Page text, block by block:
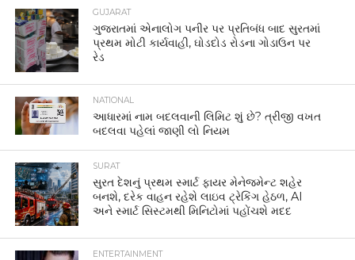
GUJARAT
ગુજરાતમાં એનાલોગ પનીર પર પ્રતિબંધ બાદ સુરતમાં
પ્રથમ મોટી કાર્યવાહી, ઘોડદોડ રોડના ગોડાઉન પર
રેડ
NATIONAL
આધારમાં નામ બદલવાની લિમિટ શું છે? ત્રીજી વખત
બદલવા પહેલાં જાણી લો નિયમ
SURAT
સુરત દેશનું પ્રથમ સ્માર્ટ ફાયર મેનેજમેન્ટ શહેર
બનશે, દરેક વાહન રહેશે લાઇવ ટ્રેકિંગ હેઠળ, AI
અને સ્માર્ટ સિસ્ટમથી મિનિટોમાં પહોંચશે મદદ
ENTERTAINMENT